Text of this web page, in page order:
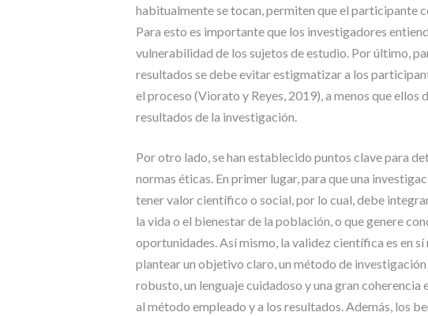
habitualmente se tocan, permiten que el participante
Para esto es importante que los investigadores
vulnerabilidad de los sujetos de estudio. Por último,
resultados se debe evitar estigmatizar a los
el proceso (Viorato y Reyes, 2019), a menos que ellos
resultados de la investigación.
Por otro lado, se han establecido puntos clave para
normas éticas. En primer lugar, para que una
tener valor científico o social, por lo cual, debe
la vida o el bienestar de la población, o que genere
oportunidades. Así mismo, la validez científica es en
plantear un objetivo claro, un método de
robusto, un lenguaje cuidadoso y una gran
al método empleado y a los resultados. Además, los